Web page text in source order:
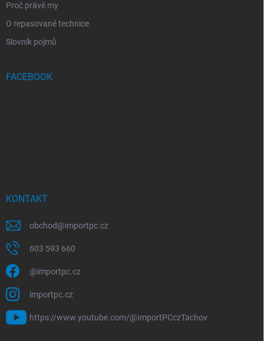
Proč právě my
O repasované technice
Slovník pojmů
FACEBOOK
KONTAKT
obchod@importpc.cz
603 593 660
@importpc.cz
importpc.cz
https://www.youtube.com/@ImportPCczTachov